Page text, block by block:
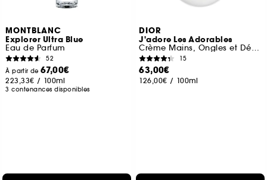
MONTBLANC
Explorer Ultra Blue
Eau de Parfum
52
À partir de67,00€
223,33€ / 100ml
3 contenances disponibles
DIOR
J'adore Les Adorables
Crème Mains, Ongles et Décolleté
15
63,00€
126,00€ / 100ml